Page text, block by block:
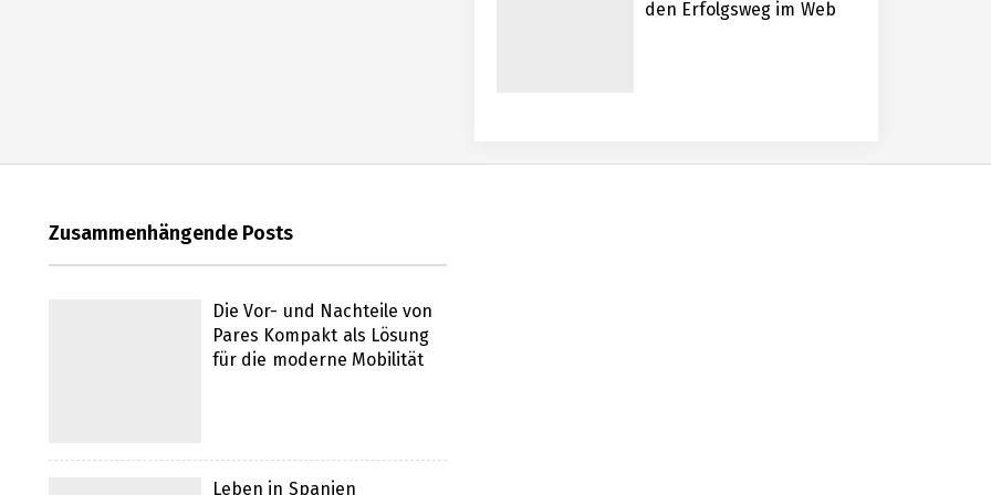
den Erfolgsweg im Web
für Unternehmen
Zusammenhängende Posts
Die Vor- und Nachteile von
Pares Kompakt als Lösung
für die moderne Mobilität
Leben in Spanien